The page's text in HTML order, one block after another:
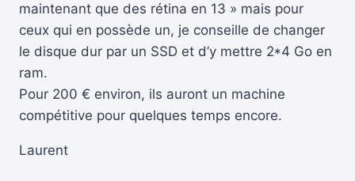
maintenant que des rétina en 13 » mais pour
ceux qui en possède un, je conseille de changer
le disque dur par un SSD et d’y mettre 2*4 Go en
ram.
Pour 200 € environ, ils auront un machine
compétitive pour quelques temps encore.
Laurent